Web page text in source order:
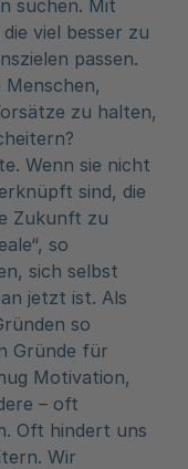
suchen. Mit
viel besser zu
passen.
zu halten,
Wenn sie nicht
sind, die
Zukunft zu
so
sich selbst
jetzt ist. Als
so
Gründe für
Motivation,
– oft
Oft hindert uns
Wir